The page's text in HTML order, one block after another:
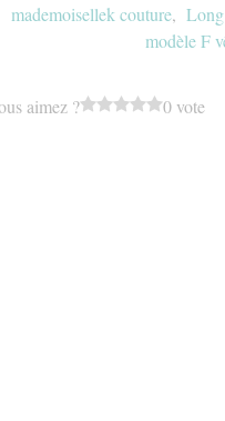
mademoisellek couture,
modèle F
aimez ? 0 vote